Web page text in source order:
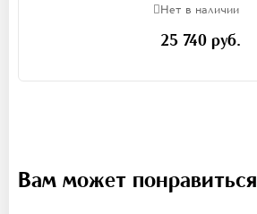
Нет в наличии
25 740 руб.
Вам может понравиться